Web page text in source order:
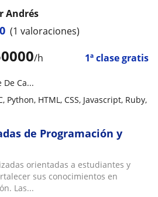
/h 1ª clase gratis
Andrés
(1 valoraciones)
De Ca...
Python, HTML, CSS, Javascript, Ruby,
de Programación y
orientadas a estudiantes y
sus conocimientos en
Las...